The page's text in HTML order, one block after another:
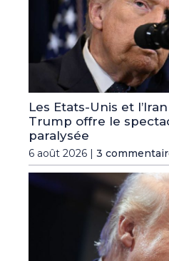
Les Etats-Unis et
Trump offre le
paralysée
6 août 2026 | 3